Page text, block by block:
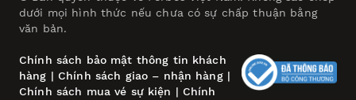
dưới mọi hình thức nếu chưa có sự chấp thuận bằng
văn bản.
Chính sách bảo mật thông tin khách
hàng | Chính sách giao – nhận hàng|
Chính sách mua vé sự kiện | Chính